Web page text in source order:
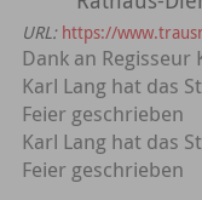
URL: https://
Dank an Regisseur
Karl Lang hat das
Feier geschrieben
Karl Lang hat das
Feier geschrieben